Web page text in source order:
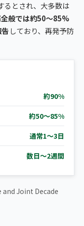
るとされ、大多数は
般では約50〜85%
しており、再発予防
約90%
約50〜85%
通常1〜3日
数日〜2週間
and Joint Decade